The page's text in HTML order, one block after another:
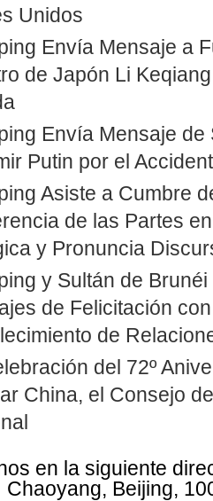
Unidos
Envía Mensaje a
de Japón Li
Envía Mensaje
Putin por el
Asiste a Cumbre
de las Partes
y Pronuncia
y Sultán de
de Felicitación
de
del 72º
China, el Consejo
en la siguiente
Chaoyang, Beijing,